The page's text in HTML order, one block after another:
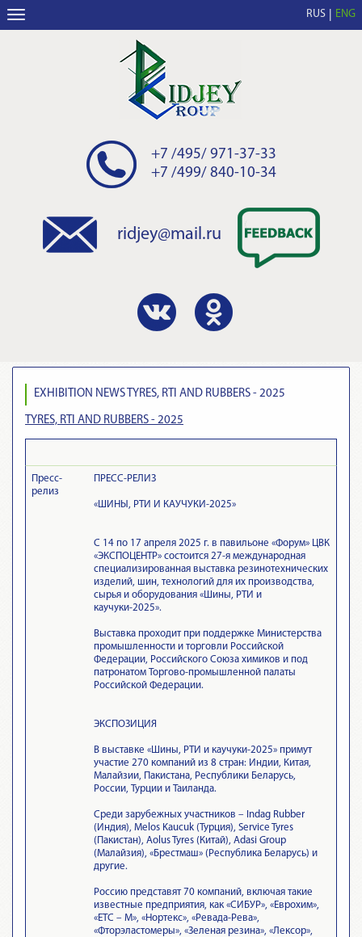
RUS ENG
+7 /495/ 971-37-33
+7 /499/ 840-10-34
ridjey@mail.ru
EXHIBITION NEWS TYRES, RTI AND RUBBERS - 2025
TYRES, RTI AND RUBBERS - 2025
Пресс-
релиз
ПРЕСС-РЕЛИЗ
«ШИНЫ, РТИ И КАУЧУКИ-2025»
С 14 по 17 апреля 2025 г. в павильоне «Форум» ЦВК
«ЭКСПОЦЕНТР» состоится 27-я международная
специализированная выставка резинотехнических
изделий, шин, технологий для их производства,
сырья и оборудования «Шины, РТИ и
каучуки-2025».
Выставка проходит при поддержке Министерства
промышленности и торговли Российской
Федерации, Российского Союза химиков и под
патронатом Торгово-промышленной палаты
Российской Федерации.
ЭКСПОЗИЦИЯ
В выставке «Шины, РТИ и каучуки-2025» примут
участие 270 компаний из 8 стран: Индии, Китая,
Малайзии, Пакистана, Республики Беларусь,
России, Турции и Таиланда.
Среди зарубежных участников – Indag Rubber
(Индия), Melos Kaucuk (Турция), Service Tyres
(Пакистан), Aolus Tyres (Китай), Adasi Group
(Малайзия), «Брестмаш» (Республика Беларусь) и
другие.
Россию представят 70 компаний, включая такие
известные предприятия, как «СИБУР», «Еврохим»,
«ЕТС – М», «Нортекс», «Ревада-Рева»,
«Фторэластомеры», «Зеленая резина», «Лексор»,